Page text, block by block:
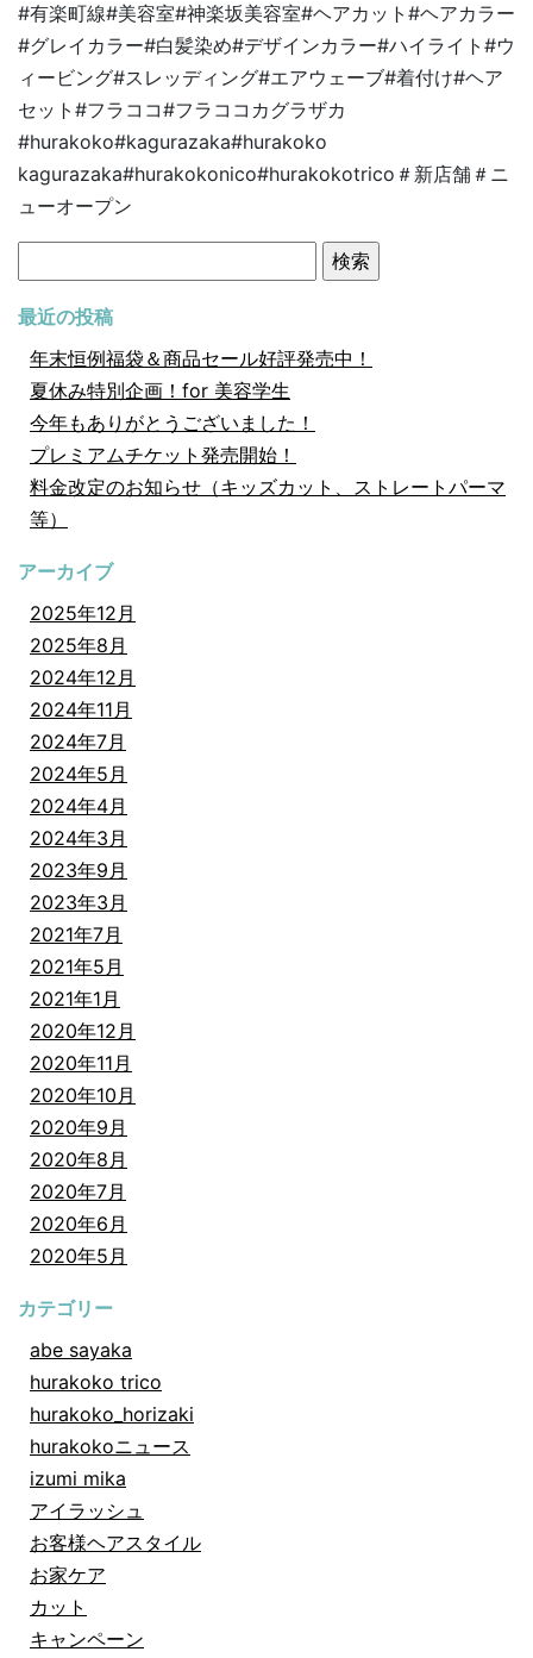
#有楽町線#美容室#神楽坂美容室#ヘアカット#ヘアカラー
#グレイカラー#白髪染め#デザインカラー#ハイライト#ウ
ィービング#スレッディング#エアウェーブ#着付け#ヘア
セット#フラココ#フラココカグラザカ
#hurakoko#kagurazaka#hurakoko
kagurazaka#hurakokonico#hurakokotrico＃新店舗＃ニ
ューオープン
索:
最近の投稿
年末恒例福袋＆商品セール好評発売中！
夏休み特別企画！for 美容学生
今年もありがとうございました！
プレミアムチケット発売開始！
料金改定のお知らせ（キッズカット、ストレートパーマ
等）
アーカイブ
2025年12月
2025年8月
2024年12月
2024年11月
2024年7月
2024年5月
2024年4月
2024年3月
2023年9月
2023年3月
2021年7月
2021年5月
2021年1月
2020年12月
2020年11月
2020年10月
2020年9月
2020年8月
2020年7月
2020年6月
2020年5月
カテゴリー
abe sayaka
hurakoko trico
hurakoko_horizaki
hurakokoニュース
izumi mika
アイラッシュ
お客様ヘアスタイル
お家ケア
カット
キャンペーン